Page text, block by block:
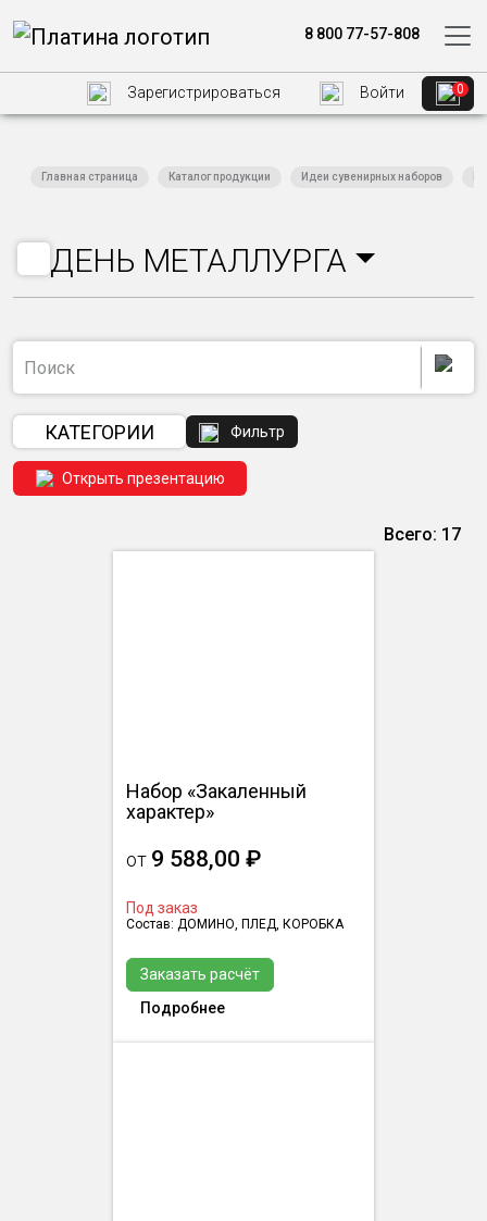
8 800 77-57-808
Зарегистрироваться Войти 0
Главная страница Каталог продукции Идеи сувенирных наборов
ДЕНЬ МЕТАЛЛУРГА
КАТЕГОРИИ Фильтр
Открыть презентацию
Всего: 17
Набор «Закаленный
характер»
от 9 588,00 ₽
Под заказ
Состав: ДОМИНО, ПЛЕД, КОРОБКА
Заказать расчёт
Подробнее